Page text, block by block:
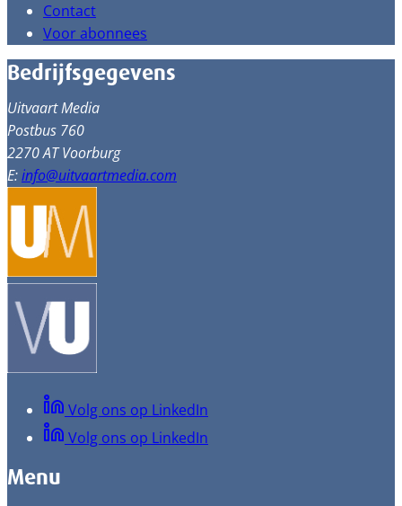
Contact
Voor abonnees
Bedrijfsgegevens
Uitvaart Media
Postbus 760
2270 AT Voorburg
E:info@uitvaartmedia.com
Volg ons op LinkedIn
Volg ons op LinkedIn
Menu